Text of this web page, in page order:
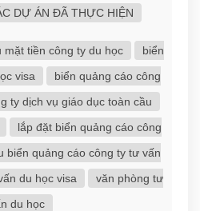
DỰ ÁN ĐÃ THỰC HIỆN
mặt tiền công ty du học
biển
visa
biển quảng cáo công
ty dịch vụ giáo dục toàn cầu
lắp đặt biển quảng cáo công
biển quảng cáo công ty tư vấn
du học visa
văn phòng tư
du học